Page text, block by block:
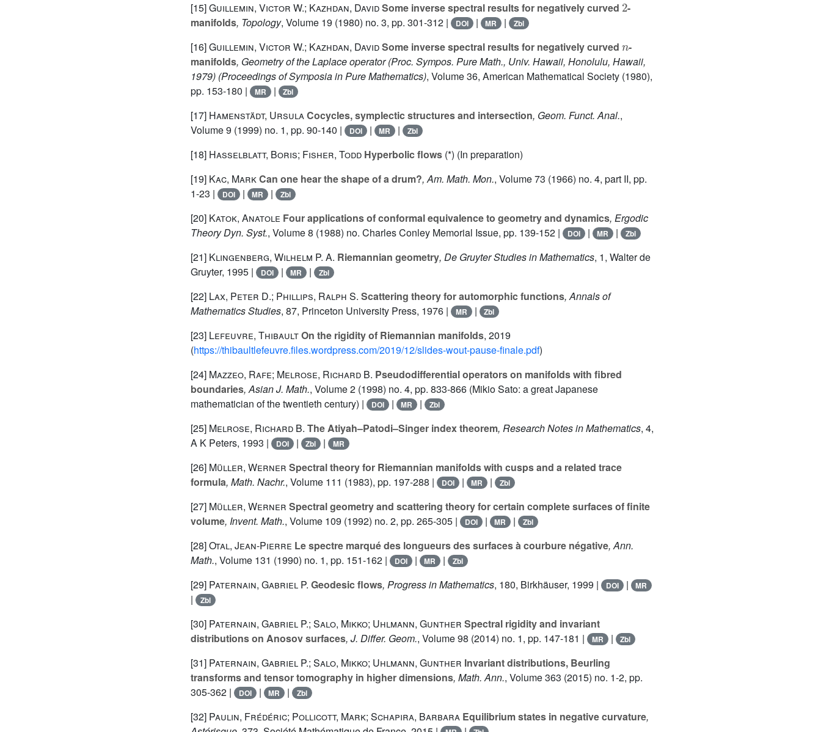
[15]Guillemin, Victor W.; Kazhdan, DavidSome inverse spectral results for negatively curved
-
manifolds, Topology, Volume 19 (1980) no. 3, pp. 301-312 | DOI | MR | Zbl
[16]Guillemin, Victor W.; Kazhdan, DavidSome inverse spectral results for negatively curved
-
manifolds, Geometry of the Laplace operator (Proc. Sympos. Pure Math., Univ. Hawaii, Honolulu, Hawaii,
1979) (Proceedings of Symposia in Pure Mathematics), Volume 36, American Mathematical Society (1980),
pp. 153-180 |
MR | Zbl
[17] Hamenstädt, UrsulaCocycles, symplectic structures and intersection, Geom. Funct. Anal.,
Volume 9 (1999) no. 1, pp. 90-140 | DOI | MR | Zbl
[18] Hasselblatt, Boris; Fisher, Todd Hyperbolic flows (*) (In preparation)
[19] Kac, MarkCan one hear the shape of a drum?, Am. Math. Mon., Volume 73 (1966) no. 4, part II, pp.
1-23 |
DOI | MR | Zbl
[20] Katok, Anatole Four applications of conformal equivalence to geometry and dynamics, Ergodic
Theory Dyn. Syst., Volume 8 (1988) no. Charles Conley Memorial Issue, pp. 139-152 | DOI | MR | Zbl
[21] Klingenberg, Wilhelm P. A. Riemannian geometry, De Gruyter Studies in Mathematics, 1, Walter de
Gruyter, 1995 |
DOI | MR | Zbl
[22] Lax, Peter D.; Phillips, Ralph S. Scattering theory for automorphic functions, Annals of
Mathematics Studies, 87, Princeton University Press, 1976 | MR | Zbl
[23] Lefeuvre, ThibaultOn the rigidity of Riemannian manifolds, 2019
(https://thibaultlefeuvre.files.wordpress.com/2019/12/slides-wout-pause-finale.pdf)
[24] Mazzeo, Rafe; Melrose, Richard B. Pseudodifferential operators on manifolds with fibred
boundaries, Asian J. Math., Volume 2 (1998) no. 4, pp. 833-866 (Mikio Sato: a great Japanese
mathematician of the twentieth century) |
DOI | MR | Zbl
[25] Melrose, Richard B. The Atiyah–Patodi–Singer index theorem, Research Notes in Mathematics, 4,
A K Peters, 1993 |
DOI | Zbl | MR
[26] Müller, Werner Spectral theory for Riemannian manifolds with cusps and a related trace
formula, Math. Nachr., Volume 111 (1983), pp. 197-288 | DOI | MR | Zbl
[27] Müller, Werner Spectral geometry and scattering theory for certain complete surfaces of finite
volume, Invent. Math., Volume 109 (1992) no. 2, pp. 265-305 | DOI | MR | Zbl
[28]Otal, Jean-Pierre Le spectre marqué des longueurs des surfaces à courbure négative, Ann.
Math., Volume 131 (1990) no. 1, pp. 151-162 | DOI | MR | Zbl
[29] Paternain, Gabriel P. Geodesic flows, Progress in Mathematics, 180, Birkhäuser, 1999 | DOI | MR
| Zbl
[30] Paternain, Gabriel P.; Salo, Mikko; Uhlmann, Gunther Spectral rigidity and invariant
distributions on Anosov surfaces, J. Differ. Geom., Volume 98 (2014) no. 1, pp. 147-181 | MR | Zbl
[31] Paternain, Gabriel P.; Salo, Mikko; Uhlmann, Gunther Invariant distributions, Beurling
transforms and tensor tomography in higher dimensions, Math. Ann., Volume 363 (2015) no. 1-2, pp.
305-362 |
DOI | MR | Zbl
[32] Paulin, Frédéric; Pollicott, Mark; Schapira, Barbara Equilibrium states in negative curvature,